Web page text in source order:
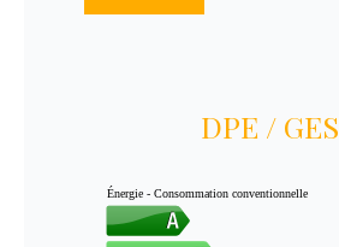
DPE / GES
Énergie - Consommation conventionnelle